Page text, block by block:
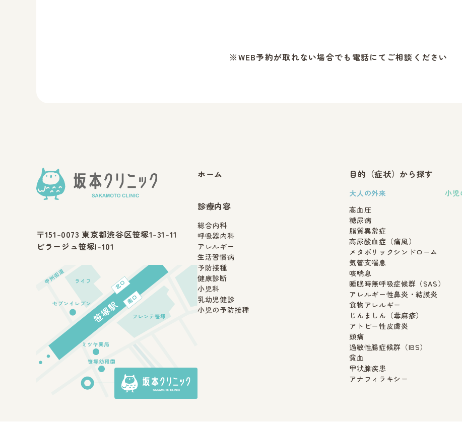
※WEB予約が取れない場合でも電話にてご相談ください
〒151-0073 東京都渋谷区笹塚1-31-11
ビラージュ笹塚I-101
ホーム
診療内容
総合内科
呼吸器内科
アレルギー
生活習慣病
予防接種
健康診断
小児科
乳幼児健診
小児の予防接種
目的（症状）から探す
大人の外来
高血圧
糖尿病
脂質異常症
高尿酸血症（痛風）
メタボリックシンドローム
気管支喘息
咳喘息
睡眠時無呼吸症候群（SAS）
アレルギー性鼻炎・結膜炎
食物アレルギー
じんましん（蕁麻疹）
アトピー性皮膚炎
頭痛
過敏性腸症候群（IBS）
貧血
甲状腺疾患
アナフィラキシー
小児